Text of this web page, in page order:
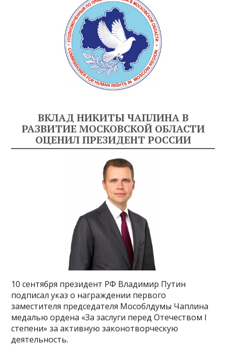
ВКЛАД НИКИТЫ ЧАПЛИНА В
РАЗВИТИЕ МОСКОВСКОЙ ОБЛАСТИ
ОЦЕНИЛ ПРЕЗИДЕНТ РОССИИ
10 сентября президент РФ Владимир Путин
подписал указ о награждении первого
заместителя председателя Мособлдумы Чаплина
медалью ордена «За заслуги перед Отечеством I
степени» за активную законотворческую
деятельность.